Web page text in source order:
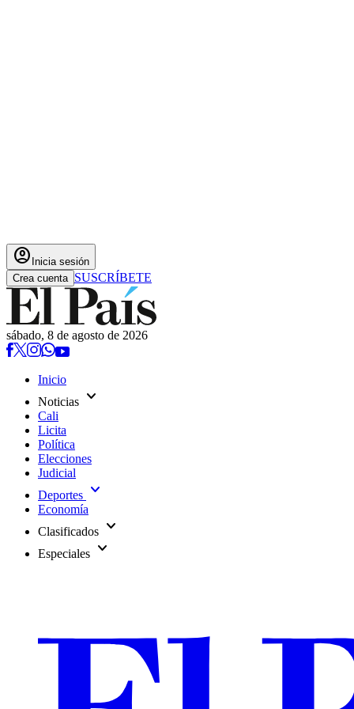
account_circle Inicia sesión
Crea cuenta SUSCRÍBETE
sábado, 8 de agosto de 2026
Inicio
Noticias expand_more
Cali
Licita
Política
Elecciones
Judicial
Deportes expand_more
Economía
Clasificados expand_more
Especiales expand_more